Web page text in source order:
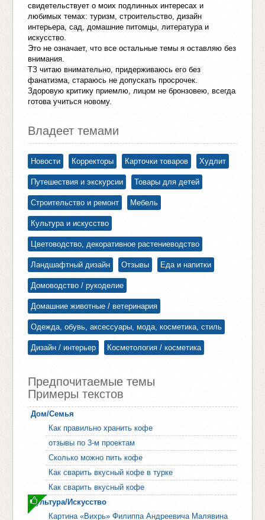
свидетельствует о моих подлинных интересах и
любимых темах: туризм, строительство, дизайн
интерьера, сад, домашние питомцы, литература и
искусство.
Это не означает, что все остальные темы я оставляю без
внимания.
ТЗ читаю внимательно, придерживаюсь его без
фанатизма, стараюсь не допускать просрочек.
Здоровую критику приемлю, лицом не бронзовею, всегда
готова учиться новому.
Владеет темами
Новости Корректоры Карточки товаров Худлит
Путешествия и экскурсии Товары для детей
Строительство и ремонт Мебель
Культура и искусство
Цветоводство, декоративное растениеводство
Ландшафтный дизайн Отзывы Еда и напитки
Домоводство / рукоделие
Домашние животные / ветеринария
Одежда, обувь, аксессуары, мода, косметика, стиль
Дизайн / интерьер Косметология / косметика
Предпочитаемые темы
Примеры текстов
Дом/Семья
Как правильно хранить кофе
отзывы по 3-м проектам
Сколько можно пить кофе
Как сварить вкусный кофе в турке
Как сварить вкусный кофе
Культура/Искусство
Картина «Вихрь» Филиппа Андреевича Малявина